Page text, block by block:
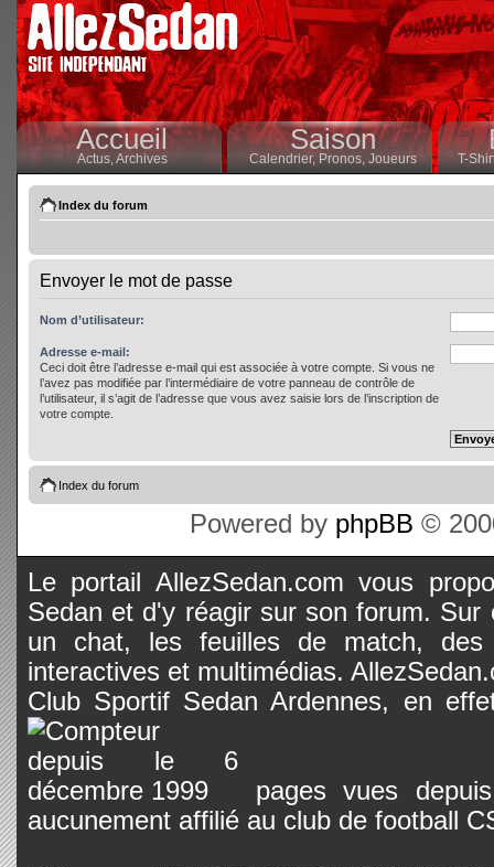
Accueil
Actus,Archives
Saison
Calendrier,Pronos, Joueurs T-
Index du forum
Envoyer le mot de passe
Nom d’utilisateur:
Adresse e-mail:
Ceci doit être l’adresse e-mail qui est associée à votre compte. Si vous ne
l’avez pas modifiée par l’intermédiaire de votre panneau de contrôle de
l’utilisateur, il s’agit de l’adresse que vous avez saisie lors de l’inscription de
votre compte.
Index du forum
Powered by phpBB ©
Le portail AllezSedan.com vous
Sedan et d'y réagir sur son forum.
un chat, les feuilles de match, des
interactives et multimédias.
Club Sportif Sedan Ardennes, en
pages vues
aucunement affilié au club de football